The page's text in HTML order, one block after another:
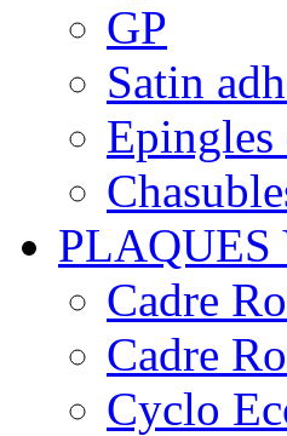
GP
Satin
Epingles
PLAQUES
Cadre
Cadre
Cyclo